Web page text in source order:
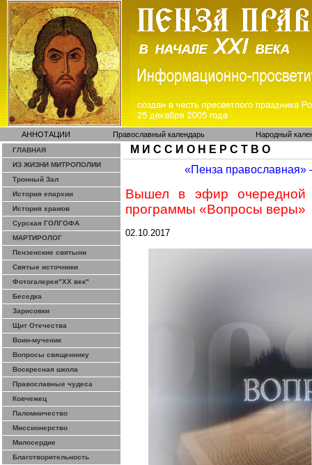
АННОТАЦИИ Православный календарь Народный
ГЛАВНАЯ
ИЗ ЖИЗНИ МИТРОПОЛИИ
Тронный Зал
История епархии
История храмов
Сурская ГОЛГОФА
МАРТИРОЛОГ
Пензенские святыни
Святые источники
Фотогалерея"ХХ век"
Беседка
Зарисовки
Щит Отечества
Воин-мученик
Вопросы священнику
Воскресная школа
Православные чудеса
Ковчежец
Паломничество
Миссионерство
Милосердие
Благотворительность
М И С С И О Н Е Р С Т В О
«Пенза православная»
Вышел в эфир очередной
программы «Вопросы веры»
02.10.2017